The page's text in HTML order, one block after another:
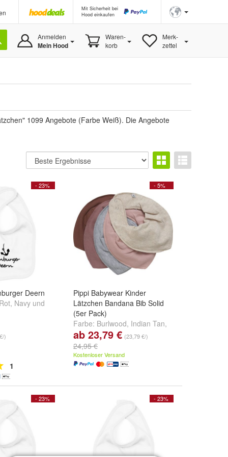
Mit Sicherheit bei
Hood einkaufen
Anmelden
Mein Hood
Waren-
korb
Merk-
zettel
1099 Angebote (Farbe Weiß). Die Angebote
- 23%
Deern
Rot, Navy und
)
1
- 5%
Pippi Babywear Kinder
Lätzchen Bandana Bib Solid
(5er Pack)
Farbe: Burlwood, Indian Tan,
Dark Denimundweitere ...
ab 23,79 € (23,79 €/)
24,95 €
Kostenloser Versand
- 23% - 23%